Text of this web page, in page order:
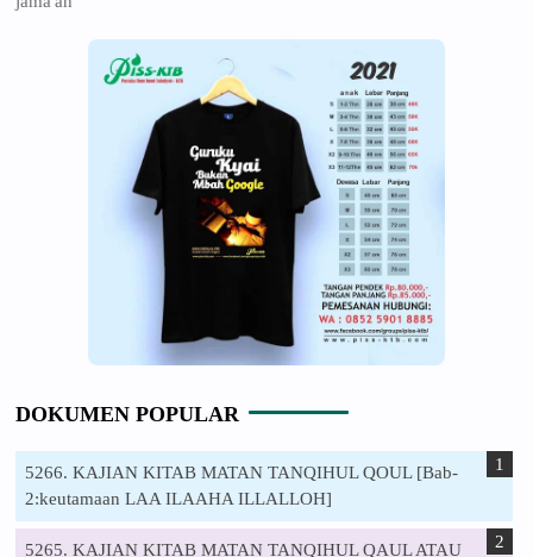
DOKUMEN POPULAR
5266. KAJIAN KITAB MATAN TANQIHUL QOUL [Bab-
2:keutamaan LAA ILAAHA ILLALLOH]
5265. KAJIAN KITAB MATAN TANQIHUL QAUL ATAU